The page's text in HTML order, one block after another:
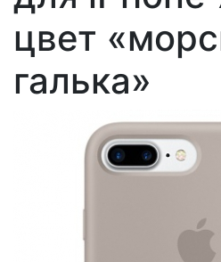
цвет
галька»